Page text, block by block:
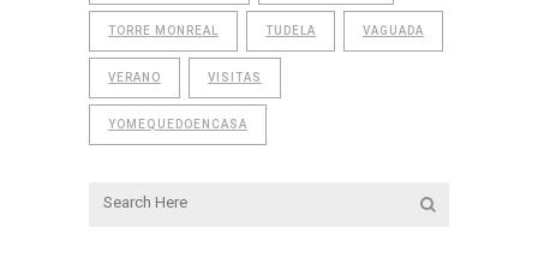
TORRE MONREAL TUDELA VAGUADA
VERANO VISITAS
YOMEQUEDOENCASA